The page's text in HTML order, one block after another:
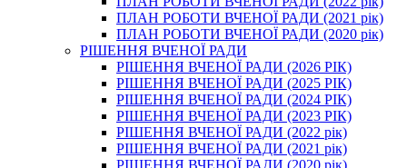
ПЛАН РОБОТИ ВЧЕНОЇ РАДИ (2021 рік)
ПЛАН РОБОТИ ВЧЕНОЇ РАДИ (2020 рік)
РІШЕННЯ ВЧЕНОЇ РАДИ
РІШЕННЯ ВЧЕНОЇ РАДИ (2026 РІК)
РІШЕННЯ ВЧЕНОЇ РАДИ (2025 РІК)
РІШЕННЯ ВЧЕНОЇ РАДИ (2024 РІК)
РІШЕННЯ ВЧЕНОЇ РАДИ (2023 РІК)
РІШЕННЯ ВЧЕНОЇ РАДИ (2022 рік)
РІШЕННЯ ВЧЕНОЇ РАДИ (2021 рік)
РІШЕННЯ ВЧЕНОЇ РАДИ (2020 рік)